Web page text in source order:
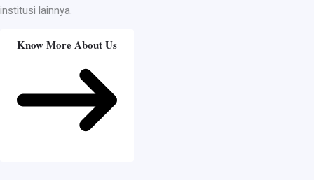
institusi lainnya.
Know More About Us